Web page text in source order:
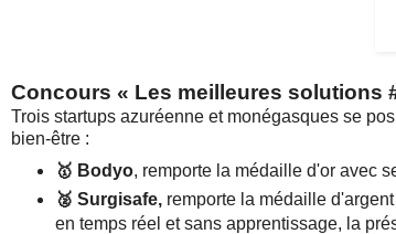
Concours « Les meilleures solutions
Trois startups azuréenne et monégasques se
bien-être :
🥇 Bodyo, remporte la médaille d'or avec
🥈 Surgisafe, remporte la médaille
en temps réel et sans apprentissage, la